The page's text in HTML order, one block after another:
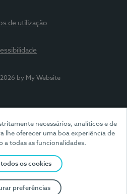
necessários, analíticos e de
lhe oferecer uma boa experiência de
a todas as funcionalidades.
os cookies
preferências
de utilização
by My Website